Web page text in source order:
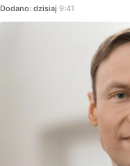
Dodano: dzisiaj 9:41